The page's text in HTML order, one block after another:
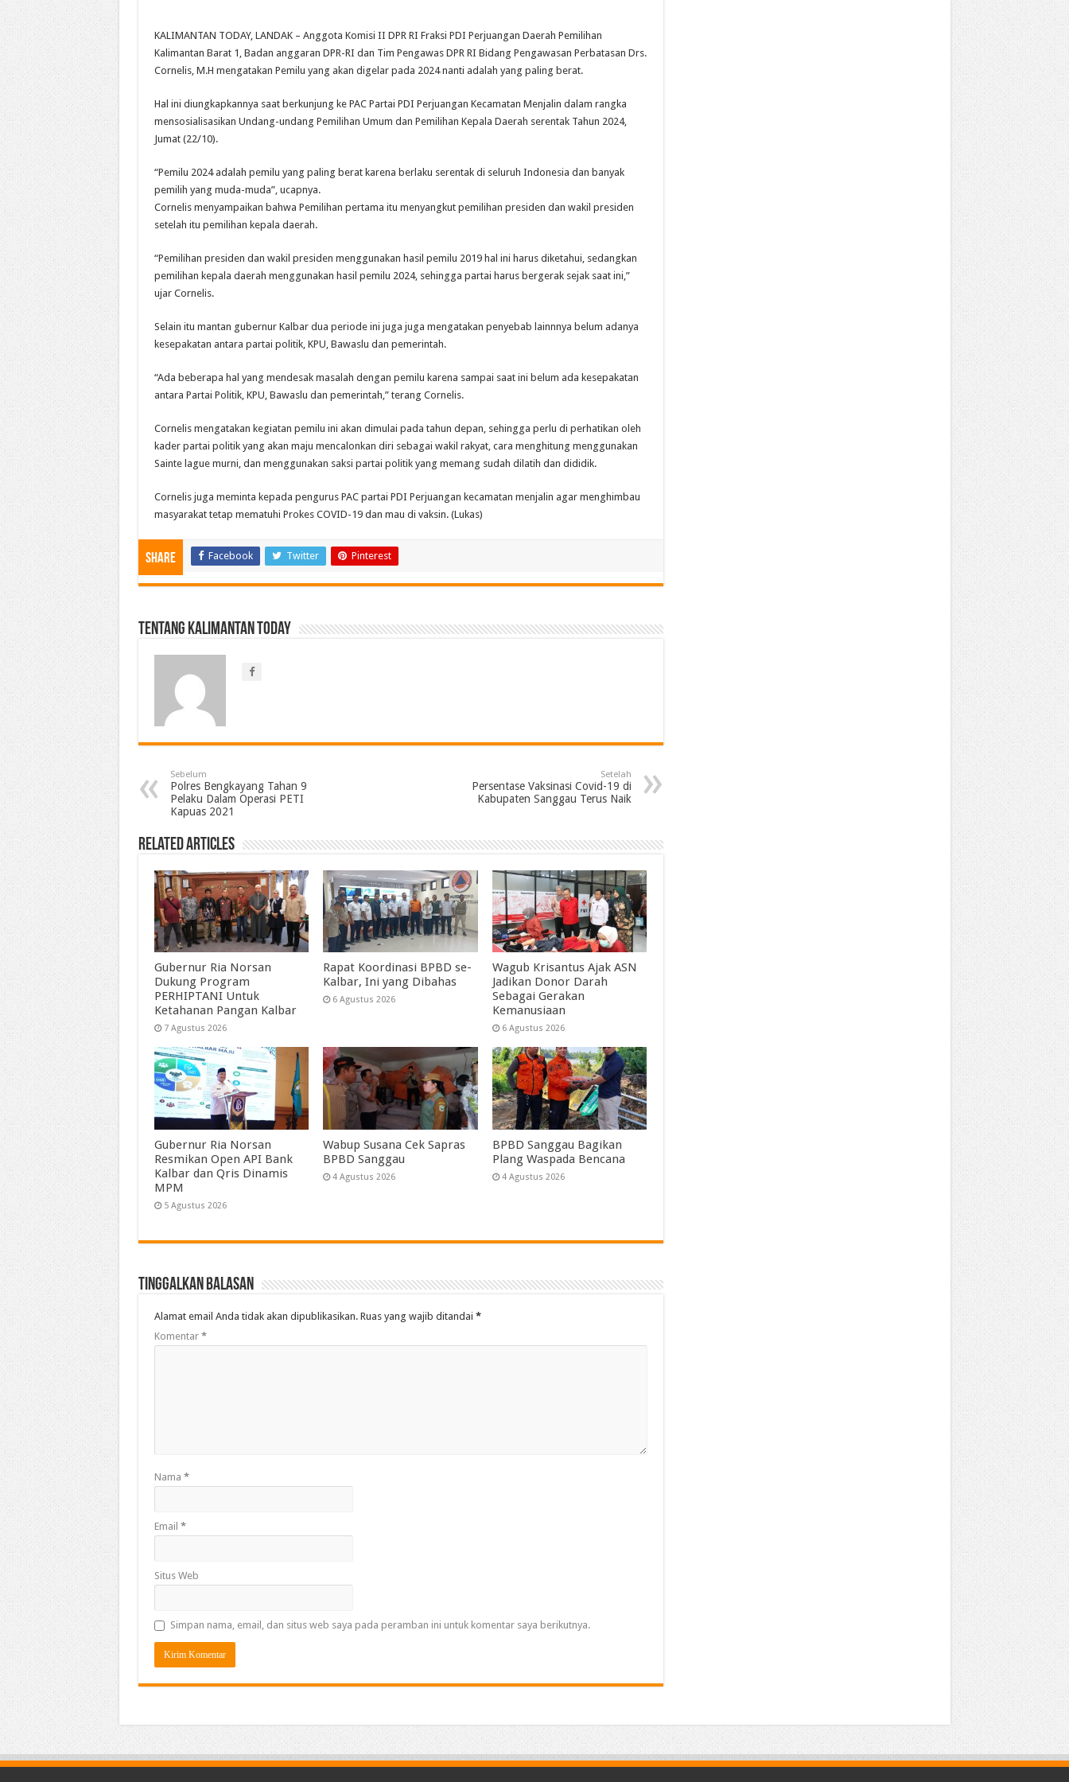
KALIMANTAN TODAY, LANDAK – Anggota Komisi II DPR RI Fraksi PDI Perjuangan Daerah Pemilihan
Kalimantan Barat 1, Badan anggaran DPR-RI dan Tim Pengawas DPR RI Bidang Pengawasan Perbatasan Drs.
Cornelis, M.H mengatakan Pemilu yang akan digelar pada 2024 nanti adalah yang paling berat.
Hal ini diungkapkannya saat berkunjung ke PAC Partai PDI Perjuangan Kecamatan Menjalin dalam rangka
mensosialisasikan Undang-undang Pemilihan Umum dan Pemilihan Kepala Daerah serentak Tahun 2024,
Jumat (22/10).
“Pemilu 2024 adalah pemilu yang paling berat karena berlaku serentak di seluruh Indonesia dan banyak
pemilih yang muda-muda”, ucapnya.
Cornelis menyampaikan bahwa Pemilihan pertama itu menyangkut pemilihan presiden dan wakil presiden
setelah itu pemilihan kepala daerah.
“Pemilihan presiden dan wakil presiden menggunakan hasil pemilu 2019 hal ini harus diketahui, sedangkan
pemilihan kepala daerah menggunakan hasil pemilu 2024, sehingga partai harus bergerak sejak saat ini,”
ujar Cornelis.
Selain itu mantan gubernur Kalbar dua periode ini juga juga mengatakan penyebab lainnnya belum adanya
kesepakatan antara partai politik, KPU, Bawaslu dan pemerintah.
“Ada beberapa hal yang mendesak masalah dengan pemilu karena sampai saat ini belum ada kesepakatan
antara Partai Politik, KPU, Bawaslu dan pemerintah,” terang Cornelis.
Cornelis mengatakan kegiatan pemilu ini akan dimulai pada tahun depan, sehingga perlu di perhatikan oleh
kader partai politik yang akan maju mencalonkan diri sebagai wakil rakyat, cara menghitung menggunakan
Sainte lague murni, dan menggunakan saksi partai politik yang memang sudah dilatih dan dididik.
Cornelis juga meminta kepada pengurus PAC partai PDI Perjuangan kecamatan menjalin agar menghimbau
masyarakat tetap mematuhi Prokes COVID-19 dan mau di vaksin. (Lukas)
Share Facebook Twitter Pinterest
Tentang Kalimantan Today
Sebelum
Polres Bengkayang Tahan 9
Pelaku Dalam Operasi PETI
Kapuas 2021
Setelah
Persentase Vaksinasi Covid-19 di
Kabupaten Sanggau Terus Naik
Related Articles
Gubernur Ria Norsan
Dukung Program
PERHIPTANI Untuk
Ketahanan Pangan Kalbar
7 Agustus 2026
Rapat Koordinasi BPBD se-
Kalbar, Ini yang Dibahas
6 Agustus 2026
Wagub Krisantus Ajak ASN
Jadikan Donor Darah
Sebagai Gerakan
Kemanusiaan
6 Agustus 2026
Gubernur Ria Norsan
Resmikan Open API Bank
Kalbar dan Qris Dinamis
MPM
5 Agustus 2026
Wabup Susana Cek Sapras
BPBD Sanggau
4 Agustus 2026
BPBD Sanggau Bagikan
Plang Waspada Bencana
4 Agustus 2026
Tinggalkan Balasan
Alamat email Anda tidak akan dipublikasikan. Ruas yang wajib ditandai *
Komentar *
Nama *
Email *
Situs Web
Simpan nama, email, dan situs web saya pada peramban ini untuk komentar saya berikutnya.